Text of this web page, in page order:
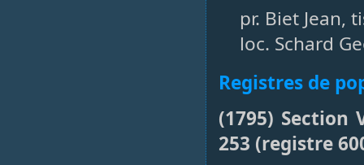
pr. Biet Jean,
loc. Schard
Registres de
(1795) Section
253 (registre